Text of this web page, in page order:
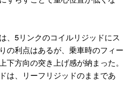
、5リンクのコイルリジッドにス
の利点はあるが、乗車時のフィー
方向の突き上げ感が納まった。
は、リーフリジッドのままであ